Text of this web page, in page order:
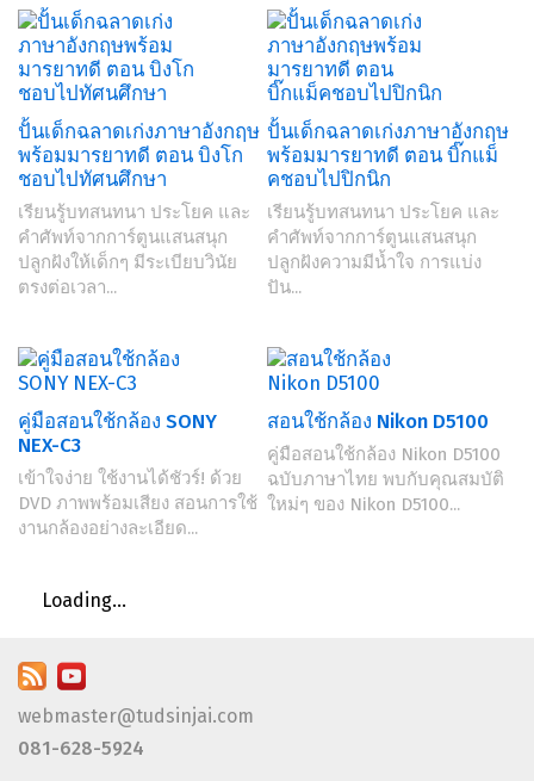
ปั้นเด็กฉลาดเก่งภาษาอังกฤษ
พร้อมมารยาทดี ตอน บิงโก
ชอบไปทัศนศึกษา
เรียนรู้บทสนทนา ประโยค และ
คำศัพท์จากการ์ตูนแสนสนุก
ปลูกฝังให้เด็กๆ มีระเบียบวินัย
ตรงต่อเวลา...
ปั้นเด็กฉลาดเก่งภาษาอังกฤษ
พร้อมมารยาทดี ตอน บิ๊กแม็
คชอบไปปิกนิก
เรียนรู้บทสนทนา ประโยค และ
คำศัพท์จากการ์ตูนแสนสนุก
ปลูกฝังความมีน้ำใจ การแบ่ง
ปัน...
คู่มือสอนใช้กล้อง SONY
NEX-C3
เข้าใจง่าย ใช้งานได้ชัวร์! ด้วย
DVD ภาพพร้อมเสียง สอนการใช้
งานกล้องอย่างละเอียด...
สอนใช้กล้อง Nikon D5100
คู่มือสอนใช้กล้อง Nikon D5100
ฉบับภาษาไทย พบกับคุณสมบัติ
ใหม่ๆ ของ Nikon D5100...
Loading...
webmaster@tudsinjai.com
081-628-5924